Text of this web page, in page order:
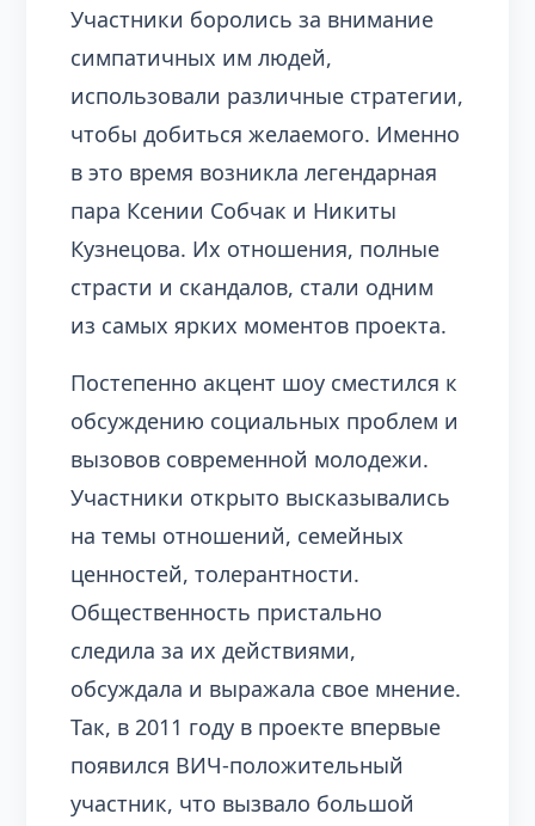
Участники боролись за внимание
симпатичных им людей,
использовали различные стратегии,
чтобы добиться желаемого. Именно
в это время возникла легендарная
пара Ксении Собчак и Никиты
Кузнецова. Их отношения, полные
страсти и скандалов, стали одним
из самых ярких моментов проекта.
Постепенно акцент шоу сместился к
обсуждению социальных проблем и
вызовов современной молодежи.
Участники открыто высказывались
на темы отношений, семейных
ценностей, толерантности.
Общественность пристально
следила за их действиями,
обсуждала и выражала свое мнение.
Так, в 2011 году в проекте впервые
появился ВИЧ-положительный
участник, что вызвало большой